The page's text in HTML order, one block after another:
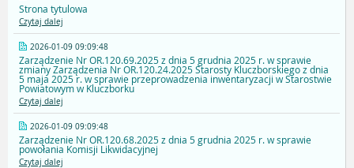
Strona tytulowa
Czytaj dalej
2026-01-09 09:09:48
Zarządzenie Nr OR.120.69.2025 z dnia 5 grudnia 2025 r. w sprawie
zmiany Zarządzenia Nr OR.120.24.2025 Starosty Kluczborskiego z dnia
5 maja 2025 r. w sprawie przeprowadzenia inwentaryzacji w Starostwie
Powiatowym w Kluczborku
Czytaj dalej
2026-01-09 09:09:48
Zarządzenie Nr OR.120.68.2025 z dnia 5 grudnia 2025 r. w sprawie
powołania Komisji Likwidacyjnej
Czytaj dalej